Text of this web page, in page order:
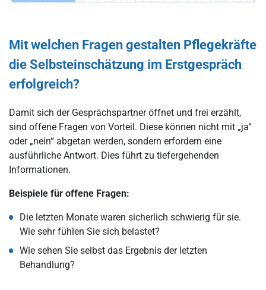
Mit welchen Fragen gestalten Pflegekräfte
die Selbsteinschätzung im Erstgespräch
erfolgreich?
Damit sich der Gesprächspartner öffnet und frei erzählt,
sind offene Fragen von Vorteil. Diese können nicht mit „ja“
oder „nein“ abgetan werden, sondern erfordern eine
ausführliche Antwort. Dies führt zu tiefergehenden
Informationen.
Beispiele für offene Fragen:
Die letzten Monate waren sicherlich schwierig für sie.
Wie sehr fühlen Sie sich belastet?
Wie sehen Sie selbst das Ergebnis der letzten
Behandlung?